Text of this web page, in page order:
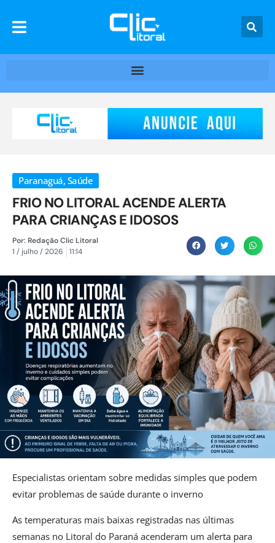
Paranaguá, Saúde
FRIO NO LITORAL ACENDE ALERTA
PARA CRIANÇAS E IDOSOS
Por:Redação Clic Litoral
1 / julho / 2026
11:14
Especialistas orientam sobre medidas simples que podem
evitar problemas de saúde durante o inverno
As temperaturas mais baixas registradas nas últimas
semanas no Litoral do Paraná acenderam um alerta para